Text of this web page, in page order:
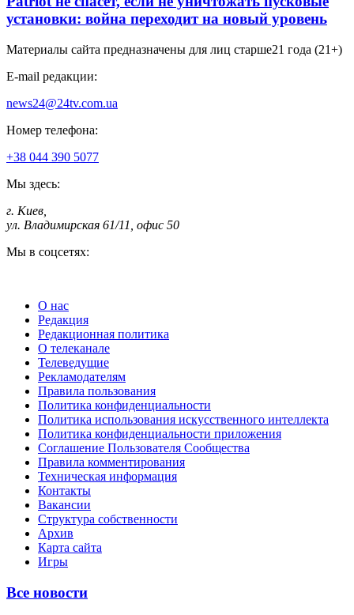
установки: война переходит на новый уровень
Материалы сайта предназначены для лиц старше21 года (21+)
E-mail редакции:
news24@24tv.com.ua
Номер телефона:
+38 044 390 5077
Мы здесь:
г. Киев
ул. Владимирская 61/11, офис 50
Мы в соцсетях:
О нас
Редакция
Редакционная политика
О телеканале
Телеведущие
Рекламодателям
Правила пользования
Политика конфиденциальности
Политика использования искусственного интеллекта
Политика конфиденциальности приложения
Соглашение Пользователя Сообщества
Правила комментирования
Техническая информация
Контакты
Вакансии
Структура собственности
Архив
Карта сайта
Игры
Все новости